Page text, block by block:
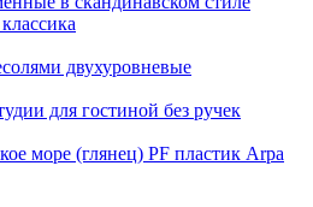
двухуровневые
для гостиной без ручек